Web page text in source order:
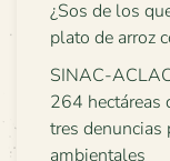
¿Sos de los
plato de arroz
SINAC-
264 hectáreas
tres denuncias
ambientales